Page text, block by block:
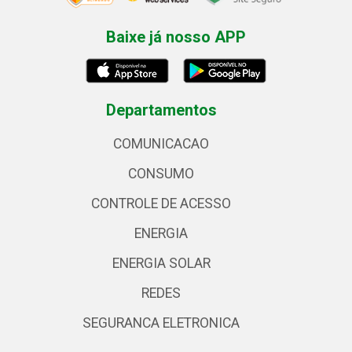
Baixe já nosso APP
Departamentos
COMUNICACAO
CONSUMO
CONTROLE DE ACESSO
ENERGIA
ENERGIA SOLAR
REDES
SEGURANCA ELETRONICA